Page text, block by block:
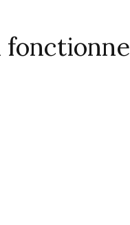
fonctionne